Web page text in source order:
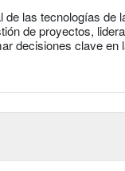
las tecnologías de
de proyectos,
decisiones clave en